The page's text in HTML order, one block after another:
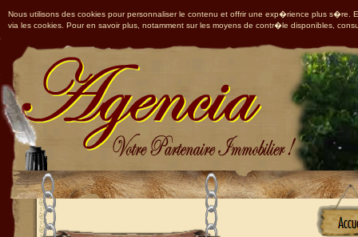
Nous utilisons des cookies pour personnaliser le contenu et offrir une exp�rience plus
via les cookies. Pour en savoir plus, notamment sur les moyens de contr�le disponibles,